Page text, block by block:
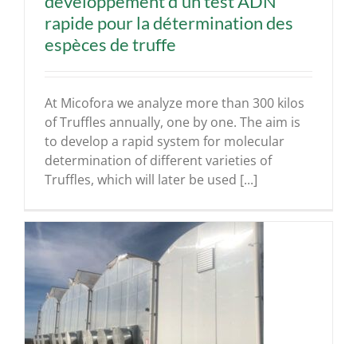
rapide pour la détermination des
espèces de truffe
At Micofora we analyze more than 300 kilos
of Truffles annually, one by one. The aim is
to develop a rapid system for molecular
determination of different varieties of
Truffles, which will later be used [...]